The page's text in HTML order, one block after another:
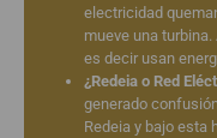
electricidad
mueve una turbina.
es decir usan
¿Redeia o Red
generado
Redeia y bajo esta